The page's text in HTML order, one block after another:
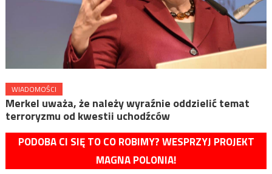
WIADOMOŚCI
Merkel uważa, że należy wyraźnie oddzielić temat
terroryzmu od kwestii uchodźców
PODOBA CI SIĘ TO CO ROBIMY? WESPRZYJ PROJEKT
MAGNA POLONIA!